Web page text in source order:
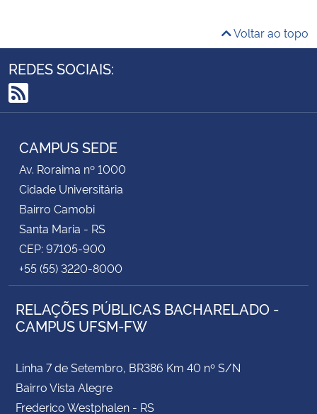
Voltar ao topo
REDES SOCIAIS:
RSS
CAMPUS SEDE
Av. Roraima nº 1000
Cidade Universitária
Bairro Camobi
Santa Maria - RS
CEP: 97105-900
+55 (55) 3220-8000
RELAÇÕES PÚBLICAS BACHARELADO -
CAMPUS UFSM-FW
Linha 7 de Setembro, BR386 Km 40 nº S/N
Bairro Vista Alegre
Frederico Westphalen - RS